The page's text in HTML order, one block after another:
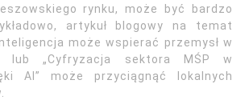
rynku, może być bardzo
artykuł blogowy na temat
może wspierać przemysł w
lub „Cyfryzacja sektora MŚP w
AI” może przyciągnąć lokalnych